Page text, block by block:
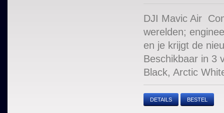
DJI Mavic Air
werelden;
en je krijgt de
Beschikbaar in 3
Black, Arctic
DETAILS BESTEL